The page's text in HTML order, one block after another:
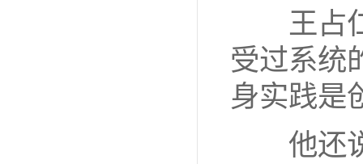
王占
受过系统
身实践是
他还